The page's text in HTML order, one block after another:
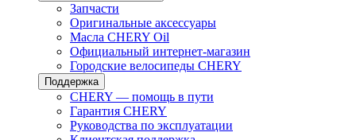
Запчасти
Оригинальные аксессуары
Масла CHERY Oil
Официальный интернет-магазин
Городские велосипеды CHERY
Поддержка
CHERY — помощь в пути
Гарантия CHERY
Руководства по эксплуатации